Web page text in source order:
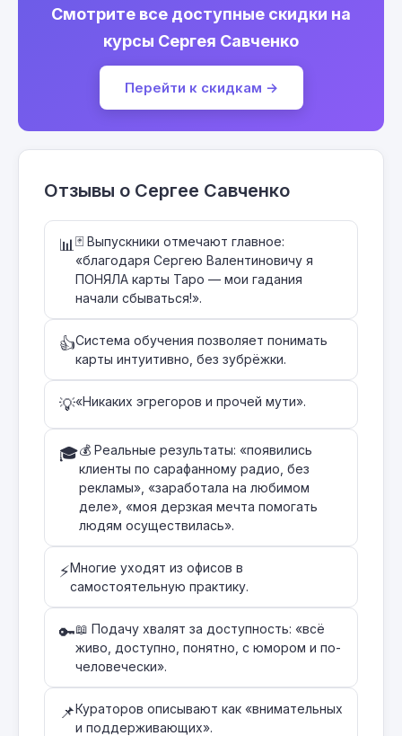
Смотрите все доступные скидки на
курсы Сергея Савченко
Перейти к скидкам →
Отзывы о Сергее Савченко
📊 🃏 Выпускники отмечают главное:
«благодаря Сергею Валентиновичу я
ПОНЯЛА карты Таро — мои гадания
начали сбываться!».
👍Система обучения позволяет понимать
карты интуитивно, без зубрёжки.
💡«Никаких эгрегоров и прочей мути».
🎓💰 Реальные результаты: «появились
клиенты по сарафанному радио, без
рекламы», «заработала на любимом
деле», «моя дерзкая мечта помогать
людям осуществилась».
⚡Многие уходят из офисов в
самостоятельную практику.
🔑📖 Подачу хвалят за доступность: «всё
живо, доступно, понятно, с юмором и по-
человечески».
📌Кураторов описывают как «внимательных
и поддерживающих».